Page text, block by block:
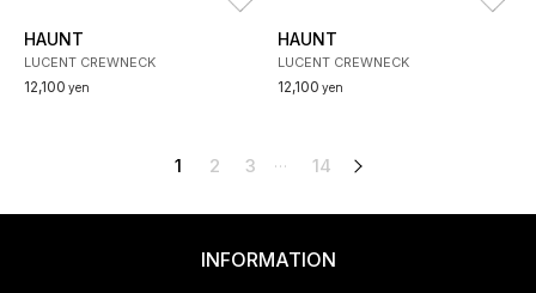
HAUNT
LUCENT CREWNECK
12,100 yen
HAUNT
LUCENT CREWNECK
12,100 yen
1 2 3 … 14
INFORMATION